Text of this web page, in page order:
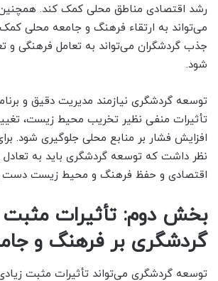
رشد اقتصادی مناطق محلی کمک کند.
می‌تواند به ارتقاء فرهنگ و جامعه محلی کمک
جذب گردشگران می‌تواند به تعامل فرهنگی و
شود.
توسعه گردشگری نیازمند مدیریت دقیق و
تأثیرات منفی نظیر تخریب محیط زیست،
افزایش فشار بر منابع محلی جلوگیری شود.
نظر داشت که توسعه گردشگری باید به
اقتصادی و حفظ فرهنگ و محیط زیست دست
بخش دوم: تأثیرات
گردشگری بر فرهنگ و
توسعه گردشگری می‌تواند تأثیرات مثبت